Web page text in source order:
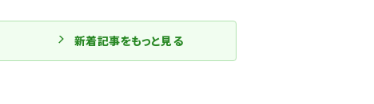
新着記事をもっと見る